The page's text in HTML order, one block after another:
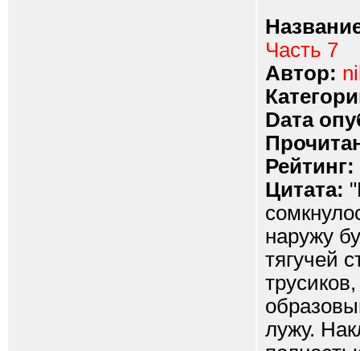
Часть 7
Автор:
Dата
Рейтинг:
Цитата:
наружу
тягучей
лужу.